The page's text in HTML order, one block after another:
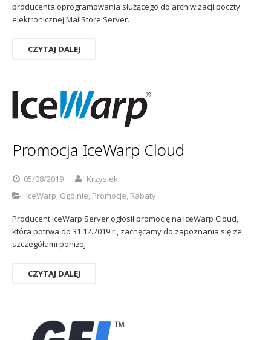
producenta oprogramowania służącego do archiwizacji poczty
elektronicznej MailStore Server.
CZYTAJ DALEJ
Promocja IceWarp Cloud
05/08/2019
Krzysiek
IceWarp, Ogólnie, Promocje, Rabaty
Producent IceWarp Server ogłosił promocję na IceWarp Cloud,
która potrwa do 31.12.2019 r., zachęcamy do zapoznania się ze
szczegółami poniżej.
CZYTAJ DALEJ